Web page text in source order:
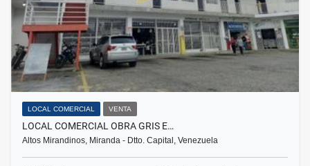
LOCAL COMERCIAL VENTA
LOCAL COMERCIAL OBRA GRIS E…
Altos Mirandinos, Miranda - Dtto. Capital, Venezuela